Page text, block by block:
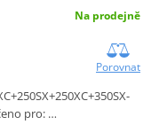
Na prodejně
Porovnat
pro: …